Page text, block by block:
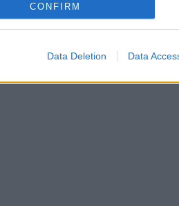
CONFIRM
Data Deletion Data